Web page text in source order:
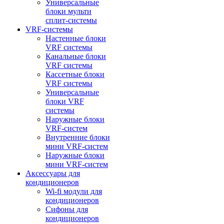
Универсальные
блоки мульти
сплит-системы
VRF-системы
Настенные блоки
VRF системы
Канальные блоки
VRF системы
Кассетные блоки
VRF системы
Универсальные
блоки VRF
системы
Наружные блоки
VRF-систем
Внутренние блоки
мини VRF-систем
Наружные блоки
мини VRF-систем
Аксессуары для
кондиционеров
Wi-fi модули для
кондиционеров
Сифоны для
кондиционеров